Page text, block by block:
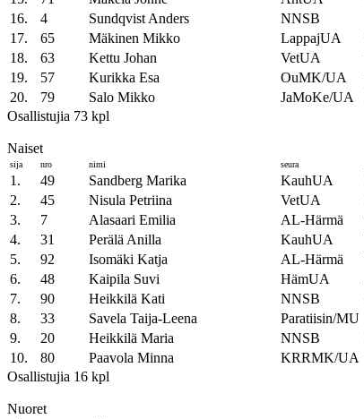
16.
4 Sundqvist Anders NNSB
17.
65 Mäkinen Mikko LappajUA
18.
63 Kettu Johan VetUA
19.
57 Kurikka Esa OuMK/UA
20.
79 Salo Mikko JaMoKe/UA
Osallistujia 73 kpl
Naiset
sija nro nimi seura
1. 49 Sandberg Marika KauhUA
2.
45 Nisula Petriina VetUA
3.
7 Alasaari Emilia AL-Härmä
4.
31 Perälä Anilla KauhUA
5.
92 Isomäki Katja AL-Härmä
6.
48 Kaipila Suvi HämUA
7.
90 Heikkilä Kati NNSB
8.
33 Savela Taija-Leena Paratiisin/MU
9.
20 Heikkilä Maria NNSB
10.
80 Paavola Minna KRRMK/UA
Osallistujia 16 kpl
Nuoret